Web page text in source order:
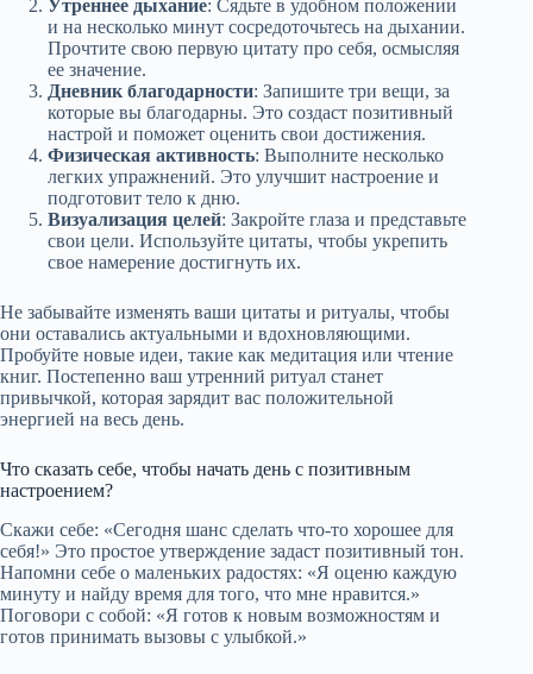
Утреннее дыхание: Сядьте в удобном положении
и на несколько минут сосредоточьтесь на дыхании.
Прочтите свою первую цитату про себя, осмысляя
ее значение.
Дневник благодарности: Запишите три вещи, за
которые вы благодарны. Это создаст позитивный
настрой и поможет оценить свои достижения.
Физическая активность: Выполните несколько
легких упражнений. Это улучшит настроение и
подготовит тело к дню.
Визуализация целей: Закройте глаза и представьте
свои цели. Используйте цитаты, чтобы укрепить
свое намерение достигнуть их.
Не забывайте изменять ваши цитаты и ритуалы, чтобы
они оставались актуальными и вдохновляющими.
Пробуйте новые идеи, такие как медитация или чтение
книг. Постепенно ваш утренний ритуал станет
привычкой, которая зарядит вас положительной
энергией на весь день.
Что сказать себе, чтобы начать день с позитивным
настроением?
Скажи себе: «Сегодня шанс сделать что-то хорошее для
себя!» Это простое утверждение задаст позитивный тон.
Напомни себе о маленьких радостях: «Я оценю каждую
минуту и найду время для того, что мне нравится.»
Поговори с собой: «Я готов к новым возможностям и
готов принимать вызовы с улыбкой.»